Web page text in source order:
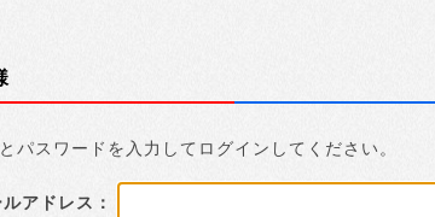
パスワードを入力してログインしてください。
アドレス：